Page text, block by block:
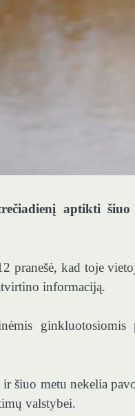
aptikti
pranešė, kad toje
informaciją.
ginkluotosiomis
šiuo metu nekelia
valstybei.